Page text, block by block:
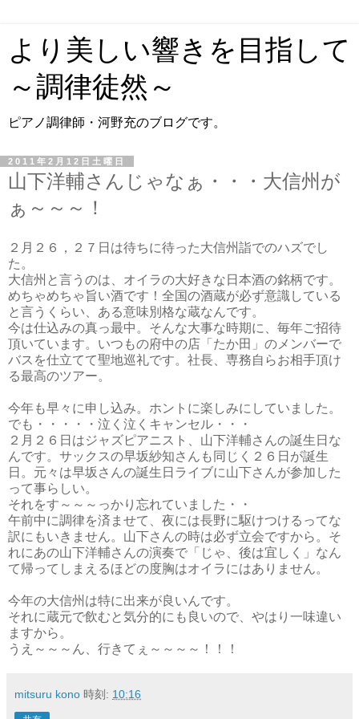
より美しい響きを目指して
～調律徒然～
ピアノ調律師・河野充のブログです。
2011年2月12日土曜日
山下洋輔さんじゃなぁ・・・大信州が
ぁ～～～！
２月２６，２７日は待ちに待った大信州詣でのハズでし
た。
大信州と言うのは、オイラの大好きな日本酒の銘柄です。
めちゃめちゃ旨い酒です！全国の酒蔵が必ず意識している
と言うくらい、ある意味別格な蔵なんです。
今は仕込みの真っ最中。そんな大事な時期に、毎年ご招待
頂いています。いつもの府中の店「たか田」のメンバーで
バスを仕立てて聖地巡礼です。社長、専務自らお相手頂け
る最高のツアー。
今年も早々に申し込み。ホントに楽しみにしていました。
でも・・・・・泣く泣くキャンセル・・・
２月２６日はジャズピアニスト、山下洋輔さんの誕生日な
んです。サックスの早坂紗知さんも同じく２６日が誕生
日。元々は早坂さんの誕生日ライブに山下さんが参加した
って事らしい。
それをす～～～っかり忘れていました・・
午前中に調律を済ませて、夜には長野に駆けつけるってな
訳にもいきません。山下さんの時は必ず立会ですから。そ
れにあの山下洋輔さんの演奏で「じゃ、後は宜しく」なん
て帰ってしまえるほどの度胸はオイラにはありません。
今年の大信州は特に出来が良いんです。
それに蔵元で飲むと気分的にも良いので、やはり一味違い
ますから。
うえ～～～ん、行きてぇ～～～～！！！
mitsuru kono 時刻: 10:16